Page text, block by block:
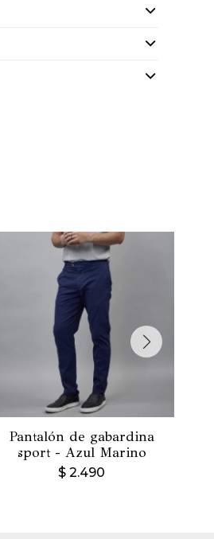
Pantalón de gabardina
sport - Azul Marino
$ 2.490